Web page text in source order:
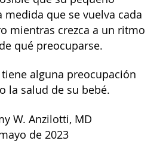
medida que se vuelva cada
mientras crezca a un ritmo
qué preocuparse.
alguna preocupación
la salud de su bebé.
W. Anzilotti, MD
de 2023